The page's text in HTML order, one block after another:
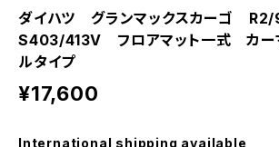
ダイハツ グランマックスカーゴ
S403/413V フロアマット一式 カー
ルタイプ
¥17,600
International shipping available